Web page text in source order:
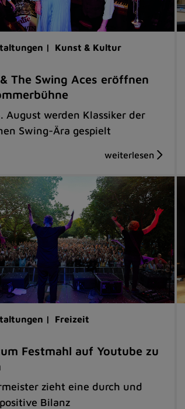
| Kunst & Kultur
The Swing Aces eröffnen
August werden Klassiker der
Swing-Ära gespielt
| Freizeit
Festmahl auf Youtube zu
zieht eine durch und
Bilanz